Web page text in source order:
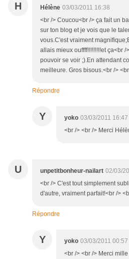
H Hélène 03/03/2011 16:38
<br /> Coucou<br /> ça fait un
sur ton blog et je vois que le
vous.C'est vraiment
allais mieux ouffff!!!!!!!!!et ça<br
pouvoir se voir ;).En attendant
meilleure. Gros bisous.<br />
Répondre
Y yoko 03/03/2011 16:47
<br /> <br /> Merci
U unpetitbonheur-nailart 02/03/
<br /> C'est tout simplement
d'autre, vraiment parfait!<br />
Répondre
Y yoko 03/03/2011 00:57
<br /> <br /> Merci